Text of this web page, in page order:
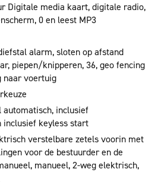
Digitale media kaart, digitale radio,
0 en leest MP3
alarm, sloten op afstand
piepen/knipperen, 36, geo fencing
naar voertuig
inclusief
inclusief keyless start
verstelbare zetels voorin met
voor de bestuurder en de
manueel, 2-weg elektrisch,